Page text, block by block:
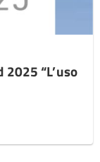
“L’uso